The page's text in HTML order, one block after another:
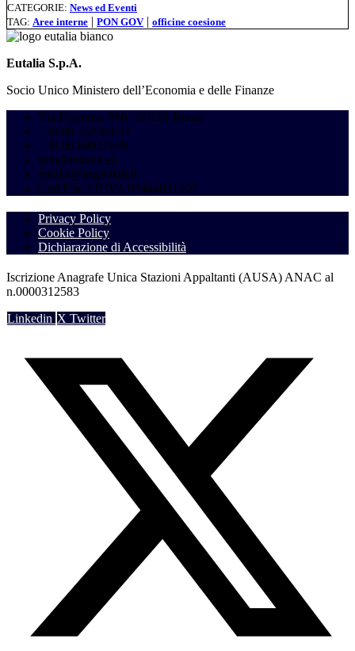
CATEGORIE: News ed Eventi
TAG: Aree interne | PON GOV| officine coesione
Eutalia S.p.A.
Socio Unico Ministero dell’Economia e delle Finanze
Via Flaminia, 888 - 00191 Roma
+39 06 332264.01
+39 06 69921659
info@eutalia.eu
eutalia@legalmail.it
Cod.Fisc e P.IVA 07444831007
Privacy Policy
Cookie Policy
Dichiarazione di Accessibilità
Iscrizione Anagrafe Unica Stazioni Appaltanti (AUSA) ANAC al
n.0000312583
Linkedin X Twitter